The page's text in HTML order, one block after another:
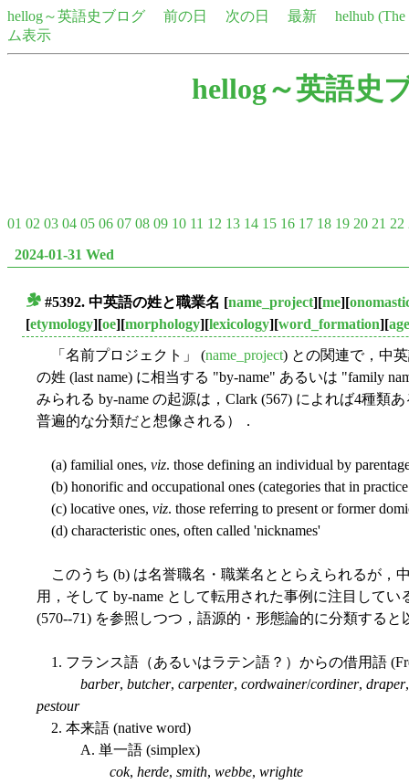
hellog～英語史ブログ 前の日 次の日 最新
helhub
ム表示
hellog～英語史
01 02 03 04 05 06 07 08 09 10 11 12 13 14 15 16 17 18 19 20 21 22
2024-01-31 Wed
#5392. 中英語の姓と職業名 [name_project][me][
[etymology][oe][morphology][lexicology][word_formation][
「名前プロジェクト」 (name_project) との関連で，中
の姓 (last name) に相当する "by-name" あるいは "family
みられる by-name の起源は，Clark (567) によれば4種類
普遍的な分類だと想像される）．
(a) familial ones, viz. those defining an individual by
(b) honorific and occupational ones (categories that in
(c) locative ones, viz. those referring to present or former
(d) characteristic ones, often called 'nicknames'
このうち (b) は名誉職名・職業名ととらえられるが，
用，そして by-name として転用された事例に注目して
(570--71) を参照しつつ，語源的・形態論的に分類する
1. フランス語（あるいはラテン語？）からの借用語
barber, butcher, carpenter, cordwainer/cordiner, draper
pestour
2. 本来語 (native word)
A. 単一語 (simplex)
cok, herde, smith, webbe, wrighte